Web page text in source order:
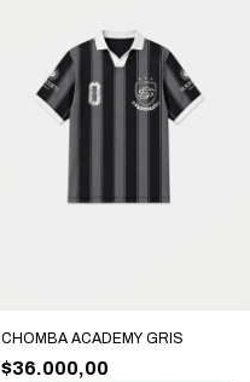
CHOMBA ACADEMY GRIS
$36.000,00